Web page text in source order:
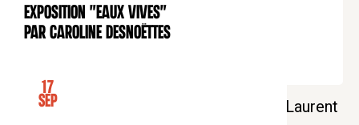
EXPOSITION
Exposition "Eaux Vives"
par Caroline Desnoëttes
17
Sep
Mardi19
.
11de19:30à21:00
Tarif normal : 10€
L'heure du soir des Bernardins avec P. Laurent